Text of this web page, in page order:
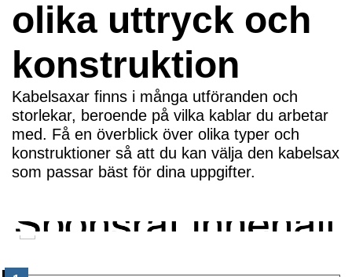
olika uttryck och
konstruktion
Kabelsaxar finns i många utföranden och
storlekar, beroende på vilka kablar du arbetar
med. Få en överblick över olika typer och
konstruktioner så att du kan välja den kabelsax
som passar bäst för dina uppgifter.